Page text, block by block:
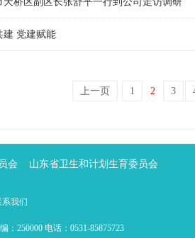
建 党建赋能
上一页
1 2 3
会 山东省卫生和计划生育委员会
系我们
250000 电话：0531-85875723